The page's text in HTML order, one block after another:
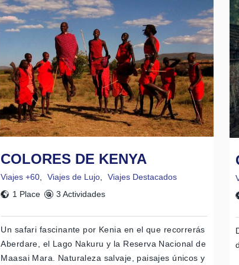
COLORES DE KENYA
Viajes +60 Viajes de Lujo
Viajes Destacados
1 Place
3 Actividades
Un safari fascinante por Kenia en el que recorrerás
Aberdare, el Lago Nakuru y la Reserva Nacional de
Maasai Mara. Naturaleza salvaje, paisajes únicos y